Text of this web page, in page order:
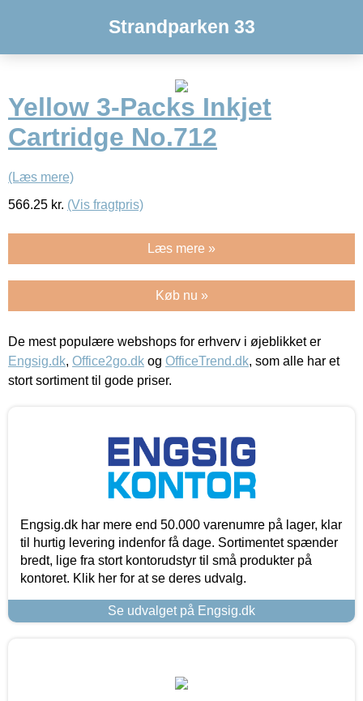
Strandparken 33
Yellow 3-Packs Inkjet
Cartridge No.712
(Læs mere)
566.25 kr. (Vis fragtpris)
Læs mere »
Køb nu »
De mest populære webshops for erhverv i øjeblikket er
Engsig.dk, Office2go.dk og OfficeTrend.dk, som alle har et
stort sortiment til gode priser.
Engsig.dk har mere end 50.000 varenumre på lager, klar
til hurtig levering indenfor få dage. Sortimentet spænder
bredt, lige fra stort kontorudstyr til små produkter på
kontoret. Klik her for at se deres udvalg.
Se udvalget på Engsig.dk